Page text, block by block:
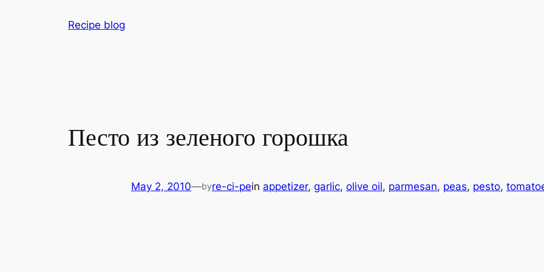
Recipe blog
Песто из зеленого горошка
May 2, 2010—byre-ci-pein appetizer, garlic, olive oil, parmesan, peas, pesto,